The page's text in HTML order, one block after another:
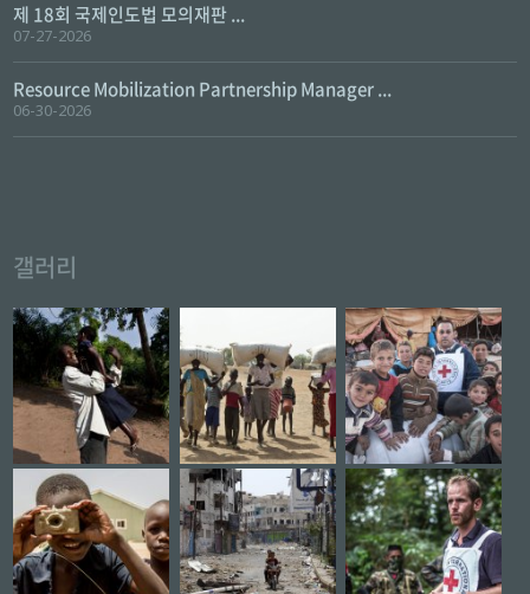
제 18회 국제인도법 모의재판 ...
07-27-2026
Resource Mobilization Partnership Manager ...
06-30-2026
갤러리